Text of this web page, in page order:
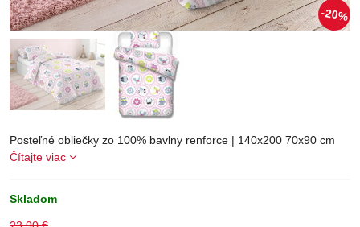
20%
Posteľné obliečky zo 100% bavlny renforce | 140x200 70x90 cm
Čítajte viac
Skladom